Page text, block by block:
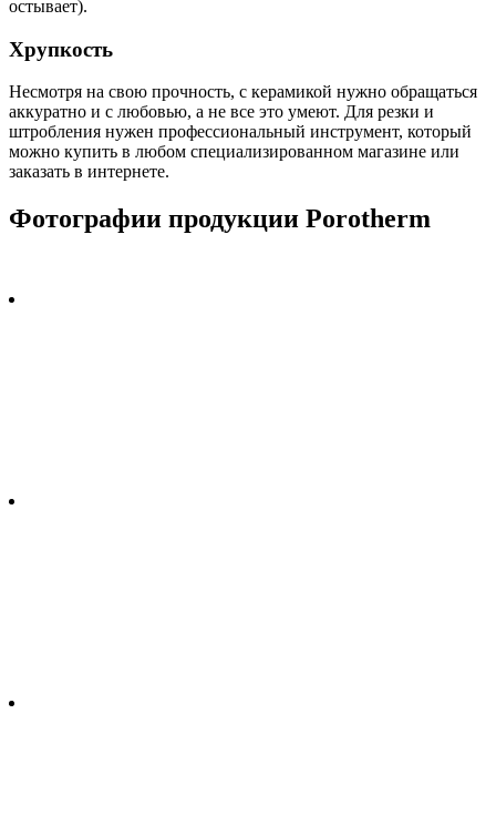
остывает).
Хрупкость
Несмотря на свою прочность, с керамикой нужно обращаться
аккуратно и с любовью, а не все это умеют. Для резки и
штробления нужен профессиональный инструмент, который
можно купить в любом специализированном магазине или
заказать в интернете.
Фотографии продукции Porotherm